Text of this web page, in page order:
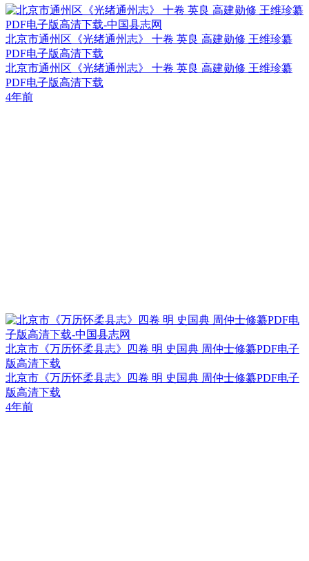
北京市通州区《光绪通州志》 十卷 英良 高建勋修 王维珍纂
PDF电子版高清下载
北京市通州区《光绪通州志》 十卷 英良 高建勋修 王维珍纂
PDF电子版高清下载
4年前
北京市《万历怀柔县志》四卷 明 史国典 周仲士修纂PDF电子
版高清下载
北京市《万历怀柔县志》四卷 明 史国典 周仲士修纂PDF电子
版高清下载
4年前